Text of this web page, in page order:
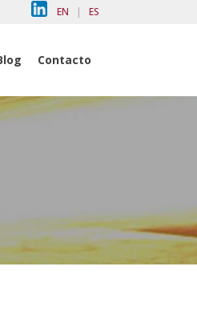
EN | ES
Contacto